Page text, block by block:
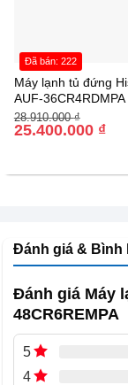
Máy lạnh tủ đứng
AUF-
28.910.000₫
Giá
gốc
là:
25.400.000 ₫
Giá
hiện
tại
Đã bán: 222
Đánh giá & Bình
Đánh giá Máy
48CR6REMPA
5
4